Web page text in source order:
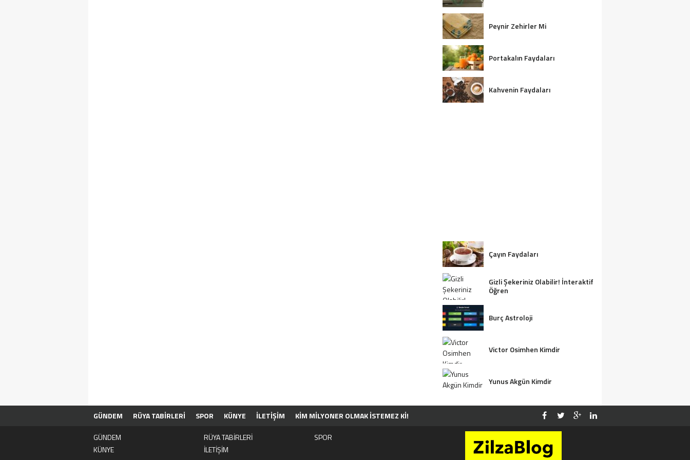
Peynir Zehirler Mi
Portakalın Faydaları
Kahvenin Faydaları
Çayın Faydaları
Gizli Şekeriniz Olabilir! İnteraktif
Öğren
Burç Astroloji
Victor Osimhen Kimdir
Yunus Akgün Kimdir
GÜNDEM RÜYA TABİRLERİ SPOR KÜNYE İLETİŞİM
KIM MILYONER OLMAK İSTEMEZ KI!
GÜNDEM
RÜYA TABİRLERİ
SPOR
KÜNYE
İLETİŞİM